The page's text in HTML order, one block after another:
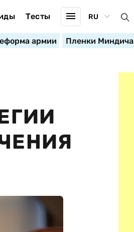
Тесты RU
армии Пленки Миндича